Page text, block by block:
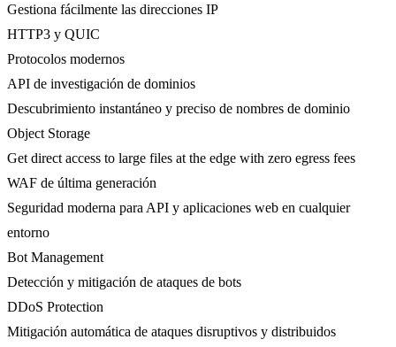
Gestiona fácilmente las direcciones IP
HTTP3 y QUIC
Protocolos modernos
API de investigación de dominios
Descubrimiento instantáneo y preciso de nombres de dominio
Object Storage
Get direct access to large files at the edge with zero egress fees
WAF de última generación
Seguridad moderna para API y aplicaciones web en cualquier
entorno
Bot Management
Detección y mitigación de ataques de bots
DDoS Protection
Mitigación automática de ataques disruptivos y distribuidos